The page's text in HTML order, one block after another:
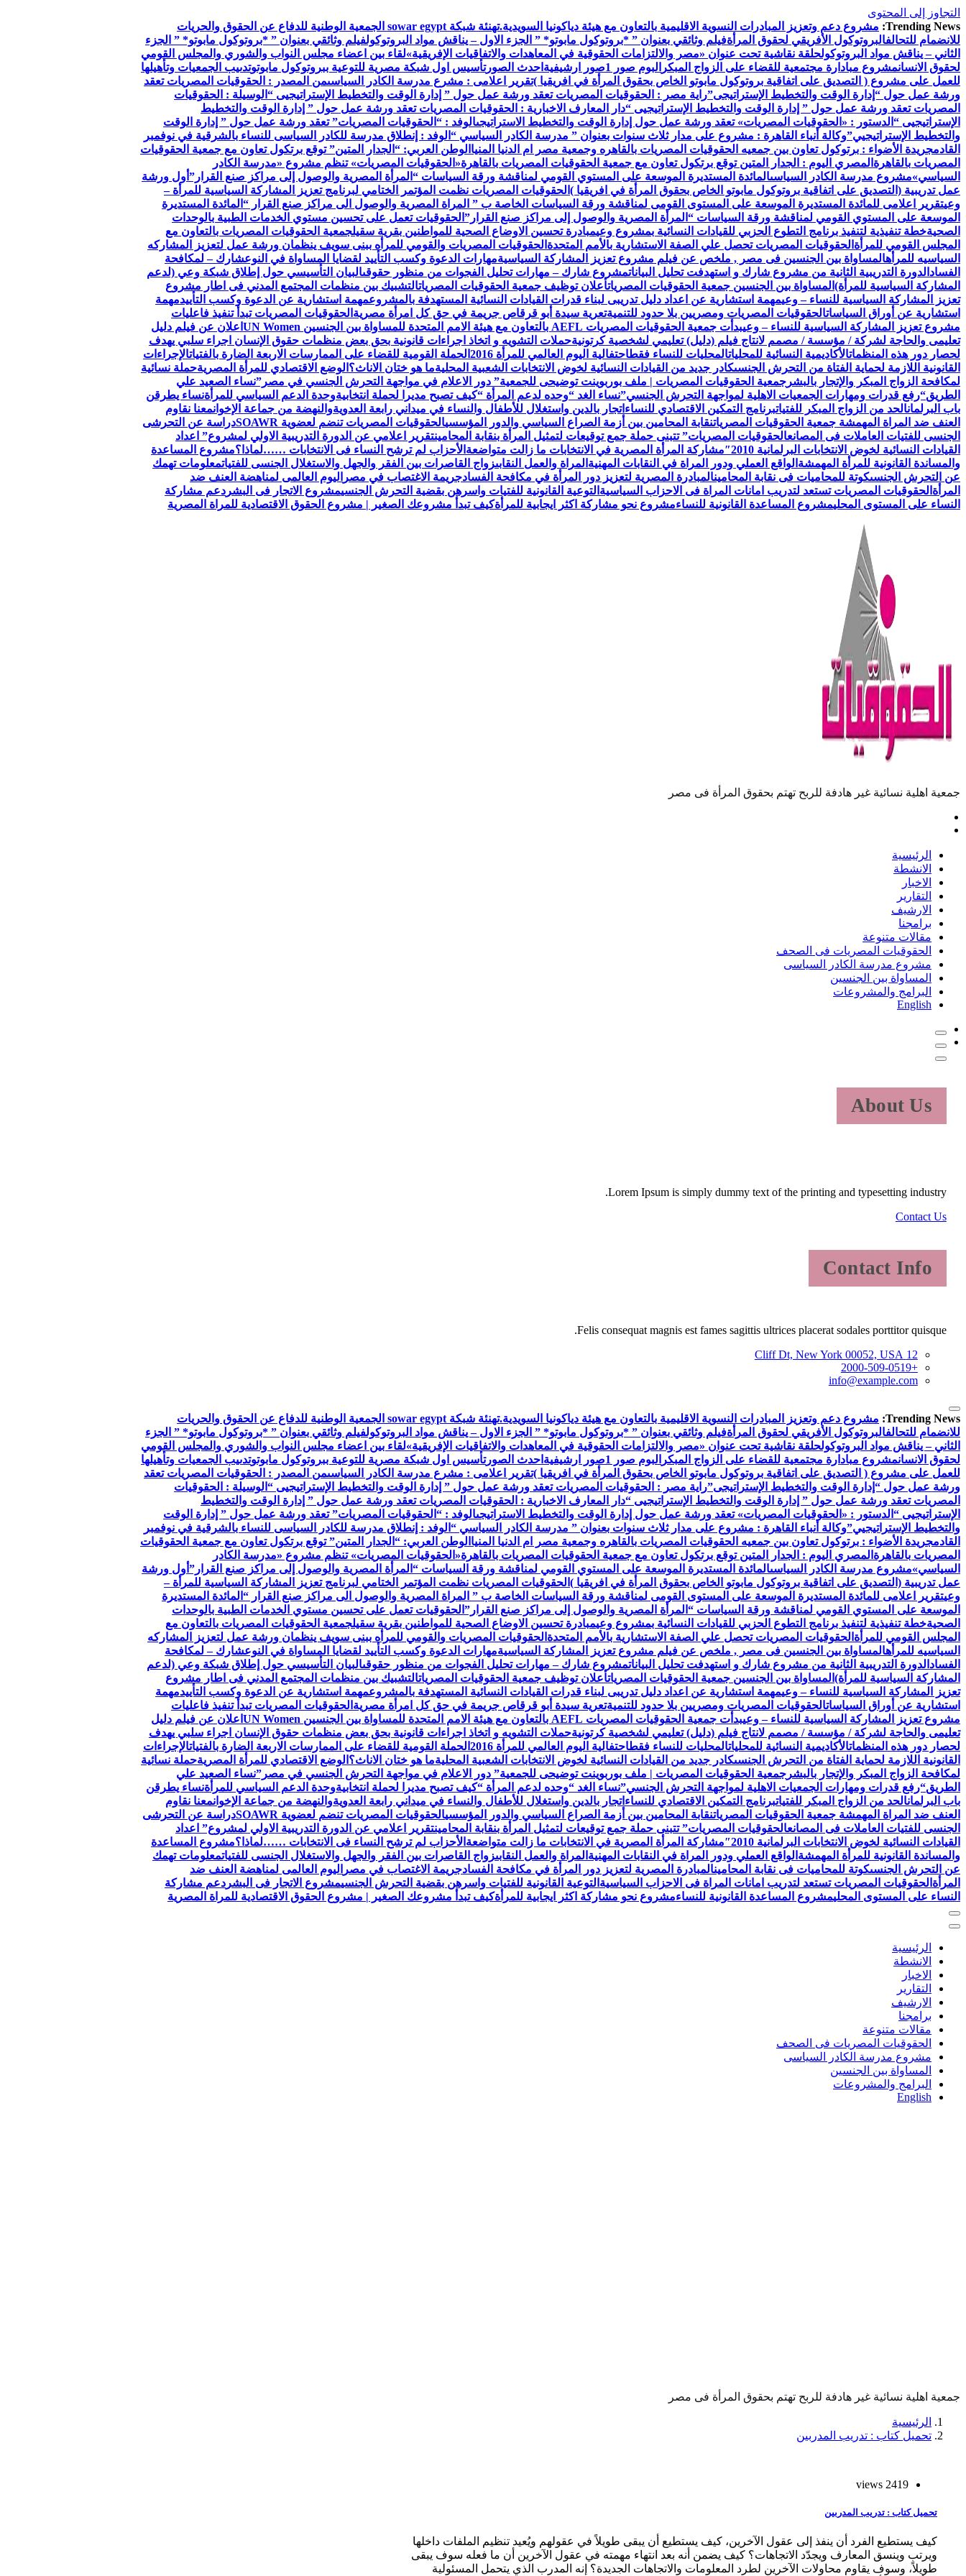
التجاوز إلى المحتوى
Trending News: مشروع دعم وتعزيز المبادرات النسوية الاقليمية بالتعاون مع هيئة دياكونيا السويدية.
تهنئة شبكة sowar egypt الجمعية الوطنية للدفاع عن الحقوق والحريات
للانضمام للتحالفالبروتوكول الأفريقي لحقوق المرأةفيلم وثائقي بعنوان ” *بروتوكول مابوتو* ” الجزء الاول – يناقش مواد البروتوكولفيلم وثائقي بعنوان ” *بروتوكول مابوتو* ” الجزء
الثاني – يناقش مواد البروتوكولحلقة نقاشية تحت عنوان «مصر والالتزامات الحقوقية في المعاهدات والاتفاقيات الإفريقية»لقاء بين اعضاء مجلس النواب والشوري والمجلس القومي
لحقوق الانسانمشروع مبادارة مجتمعية للقضاء على الزواج المبكر البوم صور 1 صور ارشيفية احدث الصورتأسيس اول شبكة مصرية للتوعية ببروتوكول مابوتوتدىيب الجمعيات وتأهيلها
للعمل على مشروع ( التصديق على اتفاقية بروتوكول مابوتو الخاص بحقوق المرأة في افريقيا )تقرير اعلامى : مشرع مدرسة الكادر السياسىمن المصدر : الحقوقيات المصريات تعقد
ورشة عمل حول “إدارة الوقت والتخطيط الإستراتيجى”راية مصر : الحقوقيات المصريات تعقد ورشة عمل حول ” إدارة الوقت والتخطيط الإستراتيجيى “ الوسيلة : الحقوقيات
المصريات تعقد ورشة عمل حول ” إدارة الوقت والتخطيط الإستراتيجيى “دار المعارف الاخبارية : الحقوقيات المصريات تعقد ورشة عمل حول ” إدارة الوقت والتخطيط
الإستراتيجيى “ الدستور : «الحقوقيات المصريات» تعقد ورشة عمل حول إدارة الوقت والتخطيط الاستراتيجىالوفد : “الحقوقيات المصريات” تعقد ورشة عمل حول ” إدارة الوقت
والتخطيط الإستراتيجيي”وكالة أنباء القاهرة : مشروع على مدار ثلاث سنوات بعنوان ” مدرسة الكادر السياسي “ الوفد : إنطلاق مدرسة للكادر السياسى للنساء بالشرقية في نوفمبر
القادمجريدة الأضواء : برتوكول تعاون بين جمعيه الحقوقيات المصريات بالقاهره وجمعية مصر ام الدنيا المنيا الوطن العربي: “الجدار المتين” توقع برتكول تعاون مع جمعية الحقوقيات
المصريات بالقاهرة المصري اليوم : الجدار المتين توقع برتكول تعاون مع جمعية الحقوقيات المصريات بالقاهرة«الحقوقيات المصريات» تنظم مشروع «مدرسة الكادر
السياسي»مشروع مدرسة الكادر السياسىالمائدة المستديرة الموسعة على المستوي القومي لمناقشة ورقة السياسات “المرأة المصرية والوصول إلى مراكز صنع القرار” أول ورشة
عمل تدريبية (التصديق على اتفاقية بروتوكول مابوتو الخاص بحقوق المرأة في افريقيا ) الحقوقيات المصريات نظمت المؤتمر الختامي لبرنامج تعزيز المشاركة السياسية للمرأة –
وعيتقرير اعلامى للمائدة المستديرة الموسعة على المستوى القومى لمناقشة ورقة السياسات الخاصة ب ” المراة المصرية والوصول الى مراكز صنع القرار “ المائدة المستديرة
الموسعة على المستوي القومي لمناقشة ورقة السياسات “المرأة المصرية والوصول إلى مراكز صنع القرار” الحقوقيات تعمل على تحسين مستوي الخدمات الطبية بالوحدات
الصحيةخطة تنفيذية لتنفيذ برنامج التطوع الحزبي للقيادات النسائية بمشروع وعيمبادرة تحسين الاوضاع الصحية للمواطنين بقرية سقيلجمعية الحقوقيات المصريات بالتعاون مع
المجلس القومي للمرأة الحقوقيات المصريات تحصل علي الصفة الاستشارية بالأمم المتحدة الحقوقيات المصريات والقومي للمرأه ببنى سويف ينظمان ورشة عمل لتعزيز المشاركه
السياسيه للمرأهالمساواة بين الجنسين فى مصر , ملخص عن فيلم مشروع تعزيز المشاركة السياسيةمهارات الدعوة وكسب التأييد لقضايا المساواة في النوعشارك – لمكافحة
الفساد الدورة التدريبية الثانية من مشروع شارك و استهدفت تحليل البياناتمشروع شارك – مهارات تحليل الفجوات من منظور حقوقىالبيان التأسيسي حول إطلاق شبكة وعي (لدعم
المشاركة السياسية للمرأة) المساواة بين الجنسين جمعية الحقوقيات المصرياتأعلان توظيف جمعية الحقوقيات المصرياتالتشبيك بين منظمات المجتمع المدني فى اطار مشروع
تعزيز المشاركة السياسية للنساء – وعيمهمة استشارية عن اعداد دليل تدريبى لبناء قدرات القيادات النسائية المستهدفة بالمشروعمهمة استشارية عن الدعوة وكسب التأييدمهمة
استشارية عن أوراق السياساتالحقوقيات المصريات ومصريين بلا حدود للتنميةتعرية سيدة أبو قرقاص جريمة في حق كل امرأة مصرية الحقوقيات المصريات تبدأ تنفيذ فاعليات
مشروع تعزيز المشاركة السياسية للنساء – وعيبدأت جمعية الحقوقيات المصريات AEFL بالتعاون مع هيئة الامم المتحدة للمساواة بين الجنسين UN Women
اعلان عن فيلم دليل
تعليمى والحاجة لشركة / مؤسسة / مصمم لانتاج فيلم (دليل) تعليمي لشخصية كرتونيةحملات التشويه و اتخاذ اجراءات قانونية بحق بعض منظمات حقوق الإنسان اجراء سلبي يهدف
لحصار دور هذه المنظماتالأكاديمية النسائية للمحلياتالمحليات للنساء فقطاحتفالية اليوم العالمي للمرأة 2016 الحملة القومية للقضاء على الممارسات الاربعة الضارة بالفتياتالإجراءات
القانونية اللازمة لحماية الفتاة من التحرش الجنسىكادر جديد من القيادات النسائية لخوض الانتخابات الشعبية المحليةما هو ختان الاناث؟ الوضع الاقتصادي للمرأة المصريةحملة نسائية
لمكافحة الزواج المبكر والإتجار بالبشر جمعية الحقوقيات المصريات | ملف بوربوينت توضيحى للجمعية” دور الاعلام في مواجهة التحرش الجنسي في مصر”نساء الصعيد علي
الطريق“رفع قدرات ومهارات الجمعيات الاهلية لمواجهة التحرش الجنسي”نساء الغد “وحده لدعم المرأة “كيف تصبح مديرا لحملة انتخابيةوحدة الدعم السياسي للمرأةنساء يطرقن
باب البرلمانالحد من الزواج المبكر للفتياتبرنامج التمكين الاقتصادي للنساء اتجار بالدين واستغلال للأطفال والنساء في ميداني رابعة العدويةوالنهضة من جماعة الإخوانمعنا نقاوم
العنف ضد المراة المهمشة جمعية الحقوقيات المصرياتنقابة المحامين بين أزمة الصراع السياسي والدور المؤسسيالحقوقيات المصريات تنضم لعضوية SOAWR
دراسة عن التحرشى
الجنسى للفتيات العاملات فى المصانعالحقوقيات المصريات” تتبنى حملة جمع توقيعات لتمثيل المرأة بنقابة المحامينتقرير اعلامي عن الدورة التدريبية الاولي لمشروع” اعداد
القيادات النسائية لخوض الانتخابات البرلمانية 2010″
مشاركة المرأة المصرية في الانتخابات ما زالت متواضعة الأحزاب لم ترشح النساء فى الانتخابات ……لماذا؟مشروع المساعدة
والمساندة القانونية للمرأة المهمشة الواقع العملي ودور المراة في النقابات المهنية المراة والعمل النقابىزواج القاصرات بين الفقر والجهل والاستغلال الجنسى للفتياتمعلومات تهمك
عن التحرش الجنسىكوتة للمحاميات فى نقابة المحامينالمبادرة المصرية لتعزيز دور المرأة في مكافحة الفسادجريمة الاغتصاب في مصر اليوم العالمى لمناهضة العنف ضد
المرأة الحقوقيات المصريات تستعد لتدريب امانات المراة فى الاحزاب السياسية التوعية القانونية للفتيات واسرهن بقضية التحرش الجنسيمشروع الاتجار فى البشر دعم مشاركة
النساء على المستوى المحليمشروع المساعدة القانونية للنساءمشروع نحو مشاركة اكثر ايجابية للمرأةكيف تبدأ مشروعك الصغير | مشروع الحقوق الاقتصادية للمراة المصرية
جمعية اهلية نسائية غير هادفة للربح تهتم بحقوق المرأة فى مصر
الرئيسية
الانشطة
الاخبار
التقارير
الارشيف
برامجنا
مقالات متنوعة
الحقوقيات المصريات فى الصحف
مشروع مدرسة الكادر السياسى
المساواة بين الجنسين
البرامج والمشروعات
English
About Us
Lorem Ipsum is simply dummy text of the printing and typesetting industry.
Contact Us
Contact Info
Felis consequat magnis est fames sagittis ultrices placerat sodales porttitor quisque.
12 Cliff Dt, New York 00052, USA
+2000-509-0519
info@example.com
Trending News: مشروع دعم وتعزيز المبادرات النسوية الاقليمية بالتعاون مع هيئة دياكونيا السويدية.
تهنئة شبكة sowar egypt الجمعية الوطنية للدفاع عن الحقوق والحريات
للانضمام للتحالفالبروتوكول الأفريقي لحقوق المرأةفيلم وثائقي بعنوان ” *بروتوكول مابوتو* ” الجزء الاول – يناقش مواد البروتوكولفيلم وثائقي بعنوان ” *بروتوكول مابوتو* ” الجزء
الثاني – يناقش مواد البروتوكولحلقة نقاشية تحت عنوان «مصر والالتزامات الحقوقية في المعاهدات والاتفاقيات الإفريقية»لقاء بين اعضاء مجلس النواب والشوري والمجلس القومي
لحقوق الانسانمشروع مبادارة مجتمعية للقضاء على الزواج المبكر البوم صور 1 صور ارشيفية احدث الصورتأسيس اول شبكة مصرية للتوعية ببروتوكول مابوتوتدىيب الجمعيات وتأهيلها
للعمل على مشروع ( التصديق على اتفاقية بروتوكول مابوتو الخاص بحقوق المرأة في افريقيا )تقرير اعلامى : مشرع مدرسة الكادر السياسىمن المصدر : الحقوقيات المصريات تعقد
ورشة عمل حول “إدارة الوقت والتخطيط الإستراتيجى”راية مصر : الحقوقيات المصريات تعقد ورشة عمل حول ” إدارة الوقت والتخطيط الإستراتيجيى “ الوسيلة : الحقوقيات
المصريات تعقد ورشة عمل حول ” إدارة الوقت والتخطيط الإستراتيجيى “دار المعارف الاخبارية : الحقوقيات المصريات تعقد ورشة عمل حول ” إدارة الوقت والتخطيط
الإستراتيجيى “ الدستور : «الحقوقيات المصريات» تعقد ورشة عمل حول إدارة الوقت والتخطيط الاستراتيجىالوفد : “الحقوقيات المصريات” تعقد ورشة عمل حول ” إدارة الوقت
والتخطيط الإستراتيجيي”وكالة أنباء القاهرة : مشروع على مدار ثلاث سنوات بعنوان ” مدرسة الكادر السياسي “ الوفد : إنطلاق مدرسة للكادر السياسى للنساء بالشرقية في نوفمبر
القادمجريدة الأضواء : برتوكول تعاون بين جمعيه الحقوقيات المصريات بالقاهره وجمعية مصر ام الدنيا المنيا الوطن العربي: “الجدار المتين” توقع برتكول تعاون مع جمعية الحقوقيات
المصريات بالقاهرة المصري اليوم : الجدار المتين توقع برتكول تعاون مع جمعية الحقوقيات المصريات بالقاهرة«الحقوقيات المصريات» تنظم مشروع «مدرسة الكادر
السياسي»مشروع مدرسة الكادر السياسىالمائدة المستديرة الموسعة على المستوي القومي لمناقشة ورقة السياسات “المرأة المصرية والوصول إلى مراكز صنع القرار” أول ورشة
عمل تدريبية (التصديق على اتفاقية بروتوكول مابوتو الخاص بحقوق المرأة في افريقيا ) الحقوقيات المصريات نظمت المؤتمر الختامي لبرنامج تعزيز المشاركة السياسية للمرأة –
وعيتقرير اعلامى للمائدة المستديرة الموسعة على المستوى القومى لمناقشة ورقة السياسات الخاصة ب ” المراة المصرية والوصول الى مراكز صنع القرار “ المائدة المستديرة
الموسعة على المستوي القومي لمناقشة ورقة السياسات “المرأة المصرية والوصول إلى مراكز صنع القرار” الحقوقيات تعمل على تحسين مستوي الخدمات الطبية بالوحدات
الصحيةخطة تنفيذية لتنفيذ برنامج التطوع الحزبي للقيادات النسائية بمشروع وعيمبادرة تحسين الاوضاع الصحية للمواطنين بقرية سقيلجمعية الحقوقيات المصريات بالتعاون مع
المجلس القومي للمرأة الحقوقيات المصريات تحصل علي الصفة الاستشارية بالأمم المتحدة الحقوقيات المصريات والقومي للمرأه ببنى سويف ينظمان ورشة عمل لتعزيز المشاركه
السياسيه للمرأهالمساواة بين الجنسين فى مصر , ملخص عن فيلم مشروع تعزيز المشاركة السياسيةمهارات الدعوة وكسب التأييد لقضايا المساواة في النوعشارك – لمكافحة
الفساد الدورة التدريبية الثانية من مشروع شارك و استهدفت تحليل البياناتمشروع شارك – مهارات تحليل الفجوات من منظور حقوقىالبيان التأسيسي حول إطلاق شبكة وعي (لدعم
المشاركة السياسية للمرأة) المساواة بين الجنسين جمعية الحقوقيات المصرياتأعلان توظيف جمعية الحقوقيات المصرياتالتشبيك بين منظمات المجتمع المدني فى اطار مشروع
تعزيز المشاركة السياسية للنساء – وعيمهمة استشارية عن اعداد دليل تدريبى لبناء قدرات القيادات النسائية المستهدفة بالمشروعمهمة استشارية عن الدعوة وكسب التأييدمهمة
استشارية عن أوراق السياساتالحقوقيات المصريات ومصريين بلا حدود للتنميةتعرية سيدة أبو قرقاص جريمة في حق كل امرأة مصرية الحقوقيات المصريات تبدأ تنفيذ فاعليات
مشروع تعزيز المشاركة السياسية للنساء – وعيبدأت جمعية الحقوقيات المصريات AEFL بالتعاون مع هيئة الامم المتحدة للمساواة بين الجنسين UN Women
اعلان عن فيلم دليل
تعليمى والحاجة لشركة / مؤسسة / مصمم لانتاج فيلم (دليل) تعليمي لشخصية كرتونيةحملات التشويه و اتخاذ اجراءات قانونية بحق بعض منظمات حقوق الإنسان اجراء سلبي يهدف
لحصار دور هذه المنظماتالأكاديمية النسائية للمحلياتالمحليات للنساء فقطاحتفالية اليوم العالمي للمرأة 2016 الحملة القومية للقضاء على الممارسات الاربعة الضارة بالفتياتالإجراءات
القانونية اللازمة لحماية الفتاة من التحرش الجنسىكادر جديد من القيادات النسائية لخوض الانتخابات الشعبية المحليةما هو ختان الاناث؟ الوضع الاقتصادي للمرأة المصريةحملة نسائية
لمكافحة الزواج المبكر والإتجار بالبشر جمعية الحقوقيات المصريات | ملف بوربوينت توضيحى للجمعية” دور الاعلام في مواجهة التحرش الجنسي في مصر”نساء الصعيد علي
الطريق“رفع قدرات ومهارات الجمعيات الاهلية لمواجهة التحرش الجنسي”نساء الغد “وحده لدعم المرأة “كيف تصبح مديرا لحملة انتخابيةوحدة الدعم السياسي للمرأةنساء يطرقن
باب البرلمانالحد من الزواج المبكر للفتياتبرنامج التمكين الاقتصادي للنساء اتجار بالدين واستغلال للأطفال والنساء في ميداني رابعة العدويةوالنهضة من جماعة الإخوانمعنا نقاوم
العنف ضد المراة المهمشة جمعية الحقوقيات المصرياتنقابة المحامين بين أزمة الصراع السياسي والدور المؤسسيالحقوقيات المصريات تنضم لعضوية SOAWR
دراسة عن التحرشى
الجنسى للفتيات العاملات فى المصانعالحقوقيات المصريات” تتبنى حملة جمع توقيعات لتمثيل المرأة بنقابة المحامينتقرير اعلامي عن الدورة التدريبية الاولي لمشروع” اعداد
القيادات النسائية لخوض الانتخابات البرلمانية 2010″
مشاركة المرأة المصرية في الانتخابات ما زالت متواضعة الأحزاب لم ترشح النساء فى الانتخابات ……لماذا؟مشروع المساعدة
والمساندة القانونية للمرأة المهمشة الواقع العملي ودور المراة في النقابات المهنية المراة والعمل النقابىزواج القاصرات بين الفقر والجهل والاستغلال الجنسى للفتياتمعلومات تهمك
عن التحرش الجنسىكوتة للمحاميات فى نقابة المحامينالمبادرة المصرية لتعزيز دور المرأة في مكافحة الفسادجريمة الاغتصاب في مصر اليوم العالمى لمناهضة العنف ضد
المرأة الحقوقيات المصريات تستعد لتدريب امانات المراة فى الاحزاب السياسية التوعية القانونية للفتيات واسرهن بقضية التحرش الجنسيمشروع الاتجار فى البشر دعم مشاركة
النساء على المستوى المحليمشروع المساعدة القانونية للنساءمشروع نحو مشاركة اكثر ايجابية للمرأةكيف تبدأ مشروعك الصغير | مشروع الحقوق الاقتصادية للمراة المصرية
الرئيسية
الانشطة
الاخبار
التقارير
الارشيف
برامجنا
مقالات متنوعة
الحقوقيات المصريات فى الصحف
مشروع مدرسة الكادر السياسى
المساواة بين الجنسين
البرامج والمشروعات
English
جمعية اهلية نسائية غير هادفة للربح تهتم بحقوق المرأة فى مصر
الرئيسية
تحميل كتاب : تدريب المدربين
2419 views
تحميل كتاب : تدريب المدربين
كيف يستطيع الفرد أن ينفذ إلى عقول الآخرين، كيف يستطيع أن يبقى طويلاً في عقولهم ويُعيد تنظيم الملفات داخلها
ويرتب وينسق المعارف ويجدّد الاتجاهات؟ كيف يضمن أنه بعد انتهاء مهمته في عقول الآخرين أن ما فعله سوف يبقى
طويلاً، وسوف يقاوم محاولات الآخرين لطرد المعلومات والاتجاهات الجديدة؟ إنه المدرب الذي يتحمل المسئولية